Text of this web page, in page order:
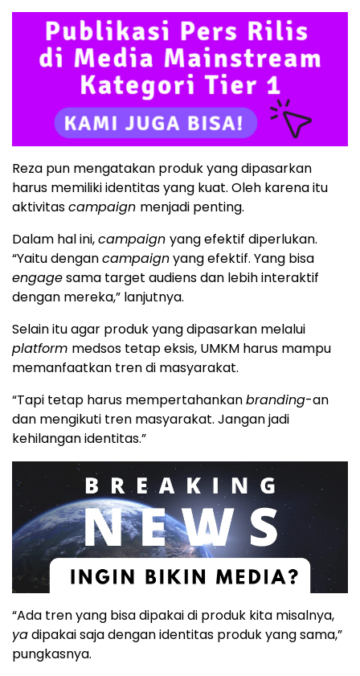
Reza pun mengatakan produk yang dipasarkan
harus memiliki identitas yang kuat. Oleh karena itu
aktivitascampaign menjadi penting.
Dalam hal ini,campaign yang efektif diperlukan.
“Yaitu dengancampaignyang efektif. Yang bisa
engagesama target audiens dan lebih interaktif
dengan mereka,” lanjutnya.
Selain itu agar produk yang dipasarkan melalui
platform medsos tetap eksis, UMKM harus mampu
memanfaatkan tren di masyarakat.
“Tapi tetap harus mempertahankanbranding-an
dan mengikuti tren masyarakat. Jangan jadi
kehilangan identitas.”
“Ada tren yang bisa dipakai di produk kita misalnya,
yadipakai saja dengan identitas produk yang sama,”
pungkasnya.